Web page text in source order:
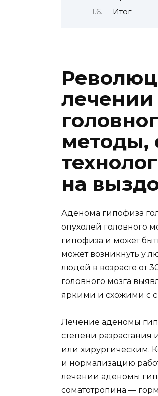
Итог
методы,
на
Аденома гипофиза
опухолей головного
гипофиза и может
может возникнуть у
людей в возрасте от
головного мозга
яркими и схожими с
Лечение аденомы
степени
или хирургическим.
и нормализацию
лечении аденомы
соматотропина —